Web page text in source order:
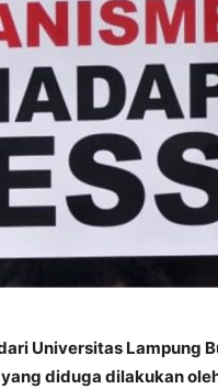
Universitas Lampung
diduga dilakukan